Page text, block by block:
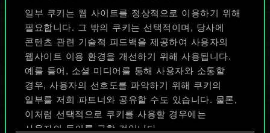
일부 쿠키는 웹 사이트를 정상적으로 이용하기 위해
필요합니다. 그 밖의 쿠키는 선택적이며, 당사에
콘텐츠 관련 기술적 피드백을 제공하여 사용자의
웹사이트 이용 환경을 개선하기 위해 사용됩니다.
예를 들어, 소셜 미디어를 통해 사용자와 소통할
경우, 사용자의 선호도를 파악하기 위해 쿠키의
일부를 저희 파트너와 공유할 수도 있습니다. 물론,
이처럼 선택적으로 쿠키를 사용할 경우에는
사용자의 동의를 구할 것입니다.
있습니다!
덱 이름 짓기 & 가이드 작성하기
덱 편집